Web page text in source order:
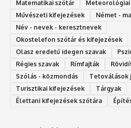
Matematikai szótár
Művészeti kifejezések
Német -
Név - nevek - keresztnevek
Okostelefon szótár és kifejezések
Olasz eredetű idegen szavak
Régies szavak
Rímfajták
Szólás - közmondás
Tetoválások
Turisztikai kifejezések
Tárgyak
Élettani kifejezések szótára